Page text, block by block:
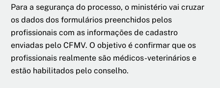
Para a segurança do processo, o ministério vai cruzar
os dados dos formulários preenchidos pelos
profissionais com as informações de cadastro
enviadas pelo CFMV. O objetivo é confirmar que os
profissionais realmente são médicos-veterinários e
estão habilitados pelo conselho.